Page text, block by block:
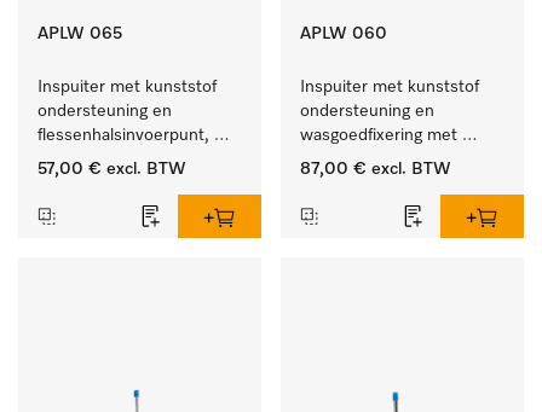
APLW 065
Inspuiter met kunststof
ondersteuning en
flessenhalsinvoerpunt,
ster, Ø 6, lengte 275 mm.
57,00 € excl. BTW
APLW 060
Inspuiter met kunststof
ondersteuning en
wasgoedfixering met
vergr., Ø 6, lengte
87,00 € excl. BTW